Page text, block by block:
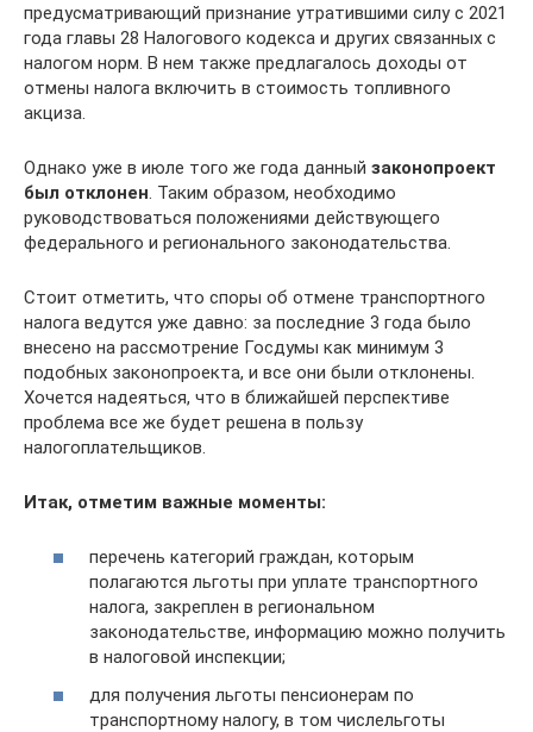
предусматривающий признание утратившими силу с 2021
года главы 28 Налогового кодекса и других связанных с
налогом норм. В нем также предлагалось доходы от
отмены налога включить в стоимость топливного
акциза.
Однако уже в июле того же года данный законопроект
был отклонен . Таким образом, необходимо
руководствоваться положениями действующего
федерального и регионального законодательства.
Стоит отметить, что споры об отмене транспортного
налога ведутся уже давно: за последние 3 года было
внесено на рассмотрение Госдумы как минимум 3
подобных законопроекта, и все они были отклонены.
Хочется надеяться, что в ближайшей перспективе
проблема все же будет решена в пользу
налогоплательщиков.
Итак, отметим важные моменты:
перечень категорий граждан, которым
полагаются льготы при уплате транспортного
налога, закреплен в региональном
законодательстве, информацию можно получить
в налоговой инспекции;
для получения льготы пенсионерам по
транспортному налогу, в том числельготы